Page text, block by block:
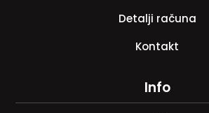
Detalji računa
Kontakt
Info